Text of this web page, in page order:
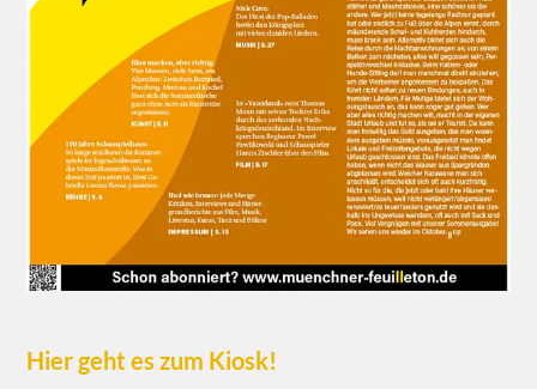
Hier geht es zum Kiosk!